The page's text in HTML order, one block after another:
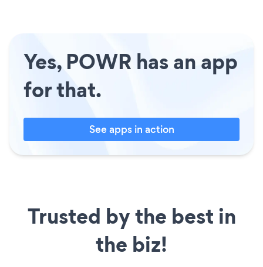
Yes, POWR has an app
for that.
See apps in action
Trusted by the best in
the biz!